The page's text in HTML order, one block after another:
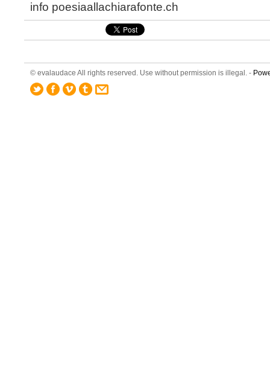
info poesiaallachiarafonte.ch
© evalaudace All rights reserved. Use without permission is illegal. -